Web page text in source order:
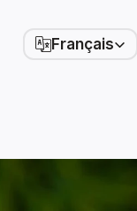
Select Language
Français